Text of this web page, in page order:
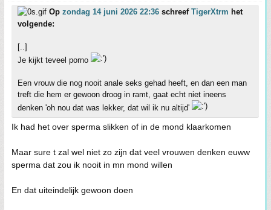
Op zondag 14 juni 2026 22:36 schreef TigerXtrm het
volgende:
[..]
Je kijkt teveel porno
Een vrouw die nog nooit anale seks gehad heeft, en dan een man
treft die hem er gewoon droog in ramt, gaat echt niet ineens
denken 'oh nou dat was lekker, dat wil ik nu altijd'
Ik had het over sperma slikken of in de mond klaarkomen
Maar sure t zal wel niet zo zijn dat veel vrouwen denken euww
sperma dat zou ik nooit in mn mond willen
En dat uiteindelijk gewoon doen